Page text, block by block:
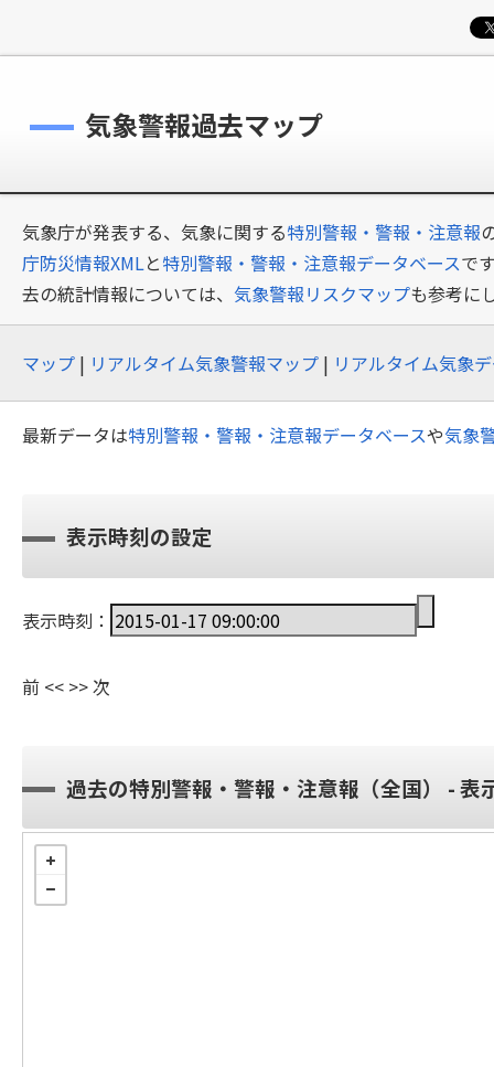
気象警報過去マップ
気象庁が発表する、気象に関する特別警報・警報・注意報
庁防災情報XMLと特別警報・警報・注意報データベースで
去の統計情報については、 気象警報リスクマップも参考に
マップ | リアルタイム気象警報マップ | リアルタイム気象
最新データは特別警報・警報・注意報データベースや気象
表示時刻の設定
表示時刻：
前 << >>次
過去の特別警報・警報・注意報（全国） - 表